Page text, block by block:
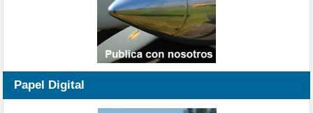
Papel Digital